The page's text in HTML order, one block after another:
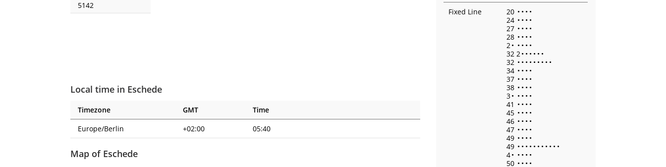
5142
Local time in Eschede
Timezone GMT
Time
Europe/Berlin
+02:00 05:40
Map of Eschede
Fixed Line
20 • • • •
24 • • • •
27 • • • •
28 • • • •
2• • • • •
32 2• • • • • •
32 • • • • • • • • •
34 • • • •
37 • • • •
38 • • • •
3• • • • •
41 • • • •
45 • • • •
46 • • • •
47 • • • •
49 • • • •
49 • • • • • • • • • • •
4• • • • •
50 • • • •